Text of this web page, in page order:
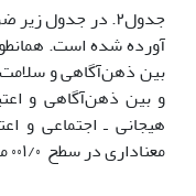
جدول۲. در جدول
بین ذهن‌آگاهی و سلامت
و بین ذهن‌آگاهی و
هیجانی ـ اجتماعی و
معناداری در سطح ۰۰۱/۰ مشاهده شد.